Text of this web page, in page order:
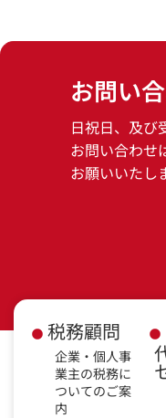
お問い
日祝日、及び
お問い合わせ
お願いいたし
税務顧問
企業・個人事
業主の税務に
ついてのご案
内